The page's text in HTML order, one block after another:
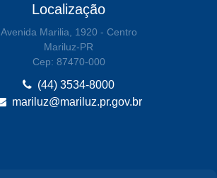
Localização
Avenida Marilia, 1920 - Centro
Mariluz-PR
Cep: 87470-000
(44) 3534-8000
mariluz@mariluz.pr.gov.br